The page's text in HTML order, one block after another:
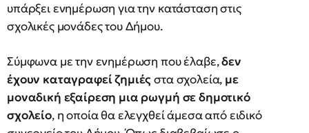
υπάρξει ενημέρωση για την κατάσταση στις
σχολικές μονάδες του Δήμου.
Σύμφωνα με την ενημέρωση που έλαβε,δεν
έχουν καταγραφεί ζημιέςστα σχολεία, με
μοναδική εξαίρεση μια ρωγμή σε δημοτικό
σχολείο, η οποία θα ελεγχθεί άμεσα από ειδικό